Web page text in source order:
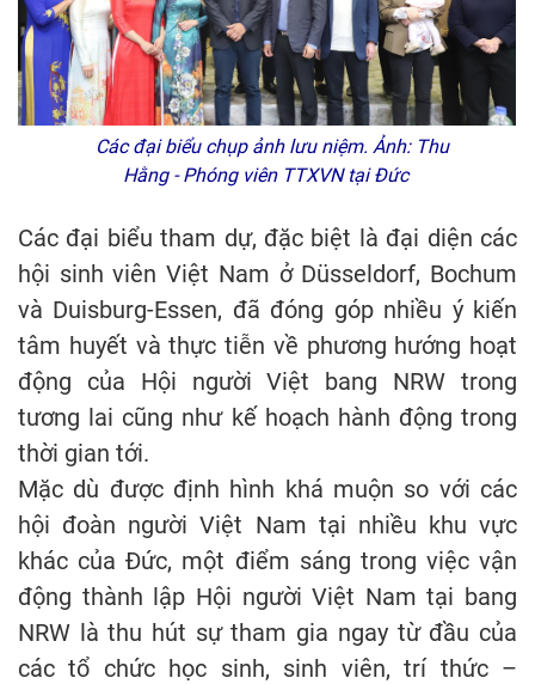
Các đại biểu chụp ảnh lưu niệm. Ảnh: Thu
Hằng - Phóng viên TTXVN tại Đức
Các đại biểu tham dự, đặc biệt là đại diện các
hội sinh viên Việt Nam ở Düsseldorf, Bochum
và Duisburg-Essen, đã đóng góp nhiều ý kiến
tâm huyết và thực tiễn về phương hướng hoạt
động của Hội người Việt bang NRW trong
tương lai cũng như kế hoạch hành động trong
thời gian tới.
Mặc dù được định hình khá muộn so với các
hội đoàn người Việt Nam tại nhiều khu vực
khác của Đức, một điểm sáng trong việc vận
động thành lập Hội người Việt Nam tại bang
NRW là thu hút sự tham gia ngay từ đầu của
các tổ chức học sinh, sinh viên, trí thức –